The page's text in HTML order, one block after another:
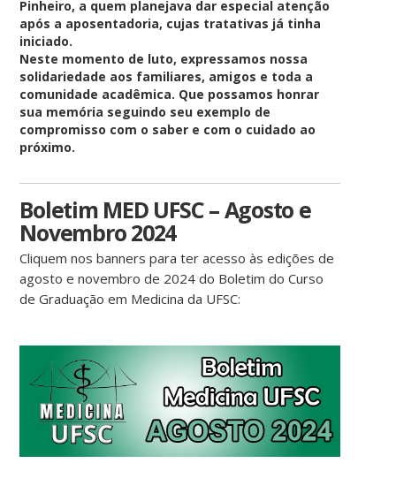
Pinheiro, a quem planejava dar especial atenção
após a aposentadoria, cujas tratativas já tinha
iniciado.
Neste momento de luto, expressamos nossa
solidariedade aos familiares, amigos e toda a
comunidade acadêmica. Que possamos honrar
sua memória seguindo seu exemplo de
compromisso com o saber e com o cuidado ao
próximo.
Boletim MED UFSC – Agosto e
Novembro 2024
Cliquem nos banners para ter acesso às edições de
agosto e novembro de 2024 do Boletim do Curso
de Graduação em Medicina da UFSC: